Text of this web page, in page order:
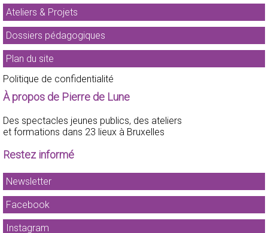
Ateliers & Projets
Dossiers pédagogiques
Plan du site
Politique de confidentialité
À propos de Pierre de Lune
Des spectacles jeunes publics, des ateliers
et formations dans 23 lieux à Bruxelles
Restez informé
Newsletter
Facebook
Instagram